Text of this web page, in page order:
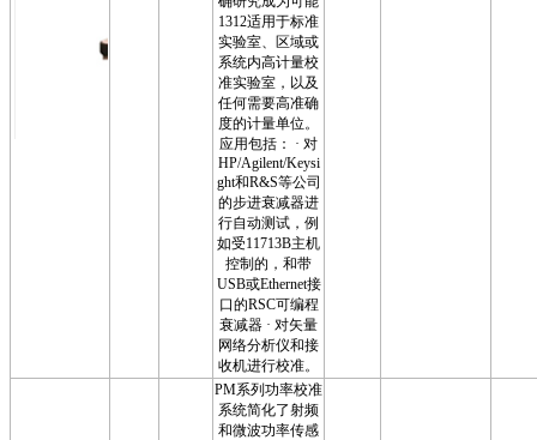
1312适用于标准
实验室、区域或
系统内高计量校
准实验室，以及
任何需要高准确
度的计量单位。
应用包括： · 对
HP/Agilent/Keysi
ght和R&S等公司
的步进衰减器进
行自动测试，例
如受11713B主机
控制的，和带
USB或Ethernet接
口的RSC可编程
衰减器 · 对矢量
网络分析仪和接
收机进行校准。
PM系列功率校准
系统简化了射频
和微波功率传感